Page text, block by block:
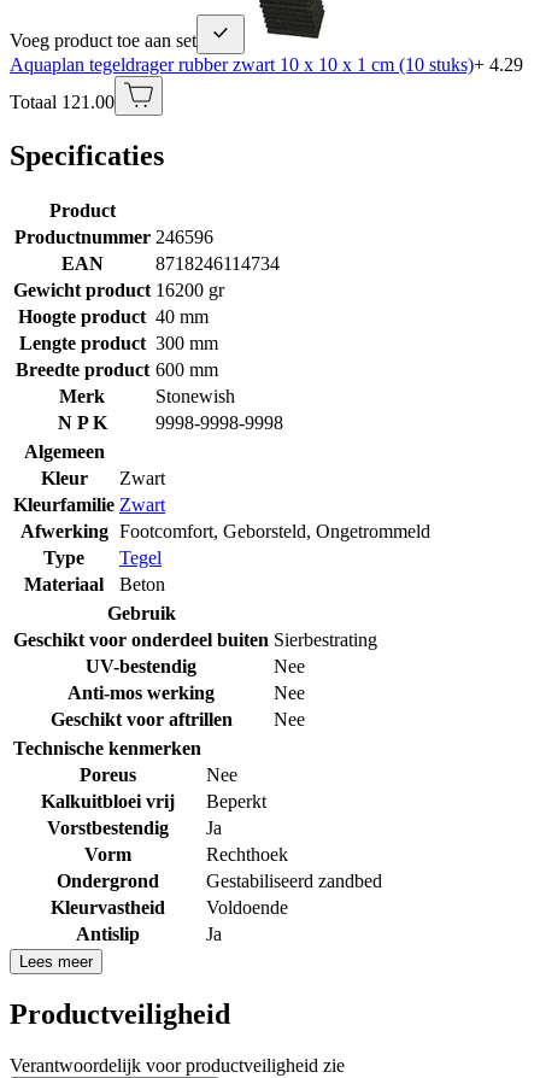
Voeg product toe aan set
Aquaplan tegeldrager rubber zwart 10 x 10 x 1 cm (10 stuks)+ 4.29
Totaal 121.00
Specificaties
Product
Productnummer 246596
EAN
8718246114734
Gewicht product 16200 gr
Hoogte product 40 mm
Lengte product 300 mm
Breedte product 600 mm
Merk
Stonewish
N P K
9998-9998-9998
Algemeen
Kleur
Zwart
Kleurfamilie Zwart
Afwerking Footcomfort, Geborsteld, Ongetrommeld
Type
Tegel
Materiaal
Beton
Gebruik
Geschikt voor onderdeel buiten Sierbestrating
UV-bestendig
Nee
Anti-mos werking
Nee
Geschikt voor aftrillen
Nee
Technische kenmerken
Poreus
Nee
Kalkuitbloei vrij
Beperkt
Vorstbestendig
Ja
Vorm
Rechthoek
Ondergrond
Gestabiliseerd zandbed
Kleurvastheid
Voldoende
Antislip
Ja
Lees meer
Productveiligheid
Verantwoordelijk voor productveiligheid zie